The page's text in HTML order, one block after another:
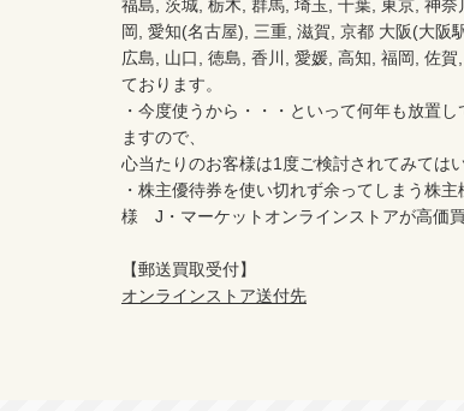
福島, 茨城, 栃木, 群馬, 埼玉, 千葉, 東京, 神
岡, 愛知(名古屋), 三重, 滋賀, 京都 大阪(大阪
広島, 山口, 徳島, 香川, 愛媛, 高知, 福岡, 佐
ております。
・今度使うから・・・といって何年も放置
ますので、
心当たりのお客様は1度ご検討されてみては
・株主優待券を使い切れず余ってしまう株
様　J・マーケットオンラインストアが高価
オンラインストア送付先